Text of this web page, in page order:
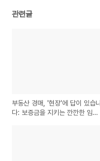
관련글
부동산 경매, '현장'에 답이 있습니
다: 보증금을 지키는 깐깐한 임장